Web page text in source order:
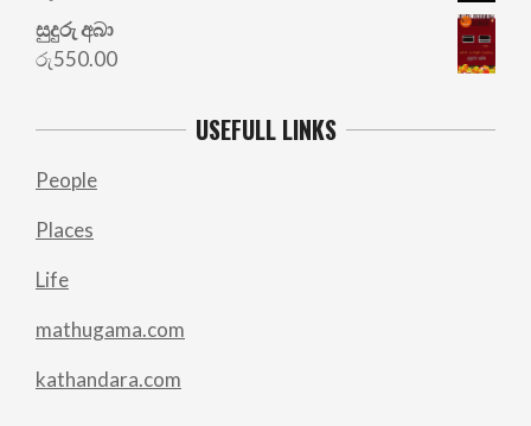
සුදුරු අබා
රු550.00
USEFULL LINKS
People
Places
Life
mathugama.com
kathandara.com